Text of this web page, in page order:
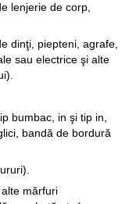
lenjerie de corp,
dinţi, piepteni, agrafe,
sau electrice şi alte
bumbac, in şi tip in,
bandă de bordură
mărfuri